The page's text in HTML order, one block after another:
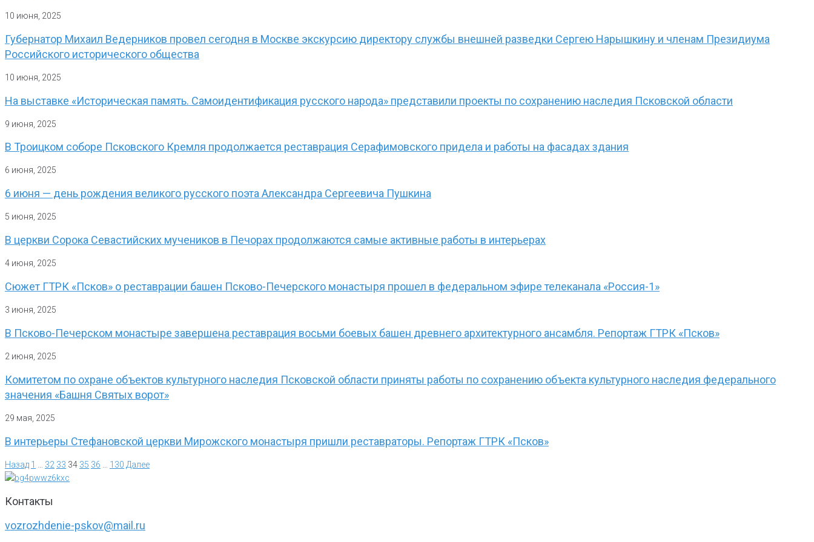
10 июня, 2025
Губернатор Михаил Ведерников провел сегодня в Москве экскурсию директору службы внешней разведки Сергею Нарышкину и членам Президиума
Российского исторического общества
10 июня, 2025
На выставке «Историческая память. Самоидентификация русского народа» представили проекты по сохранению наследия Псковской области
9 июня, 2025
В Троицком соборе Псковского Кремля продолжается реставрация Серафимовского придела и работы на фасадах здания
6 июня, 2025
6 июня — день рождения великого русского поэта Александра Сергеевича Пушкина
5 июня, 2025
В церкви Сорока Севастийских мучеников в Печорах продолжаются самые активные работы в интерьерах
4 июня, 2025
Сюжет ГТРК «Псков» о реставрации башен Псково-Печерского монастыря прошел в федеральном эфире телеканала «Россия-1»
3 июня, 2025
В Псково-Печерском монастыре завершена реставрация восьми боевых башен древнего архитектурного ансамбля. Репортаж ГТРК «Псков»
2 июня, 2025
Комитетом по охране объектов культурного наследия Псковской области приняты работы по сохранению объекта культурного наследия федерального
значения «Башня Святых ворот»
29 мая, 2025
В интерьеры Стефановской церкви Мирожского монастыря пришли реставраторы. Репортаж ГТРК «Псков»
Назад 1 32 33 34 35 36 130 Далее
Контакты
vozrozhdenie-pskov@mail.ru